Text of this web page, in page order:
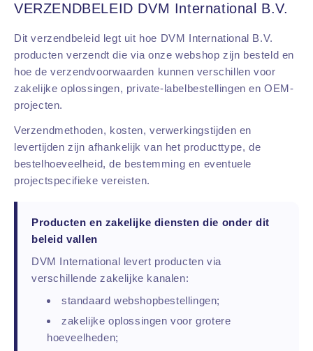
VERZENDBELEID DVM International B.V.
Dit verzendbeleid legt uit hoe DVM International B.V.
producten verzendt die via onze webshop zijn besteld en
hoe de verzendvoorwaarden kunnen verschillen voor
zakelijke oplossingen, private-labelbestellingen en OEM-
projecten.
Verzendmethoden, kosten, verwerkingstijden en
levertijden zijn afhankelijk van het producttype, de
bestelhoeveelheid, de bestemming en eventuele
projectspecifieke vereisten.
Producten en zakelijke diensten die onder dit
beleid vallen
DVM International levert producten via
verschillende zakelijke kanalen:
standaard webshopbestellingen;
zakelijke oplossingen voor grotere
hoeveelheden;